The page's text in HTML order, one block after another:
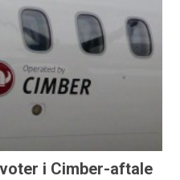
i Cimber-aftale